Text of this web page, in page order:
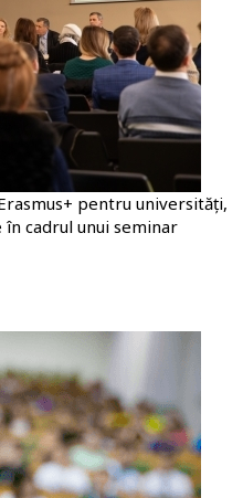
pentru universități,
cadrul unui seminar